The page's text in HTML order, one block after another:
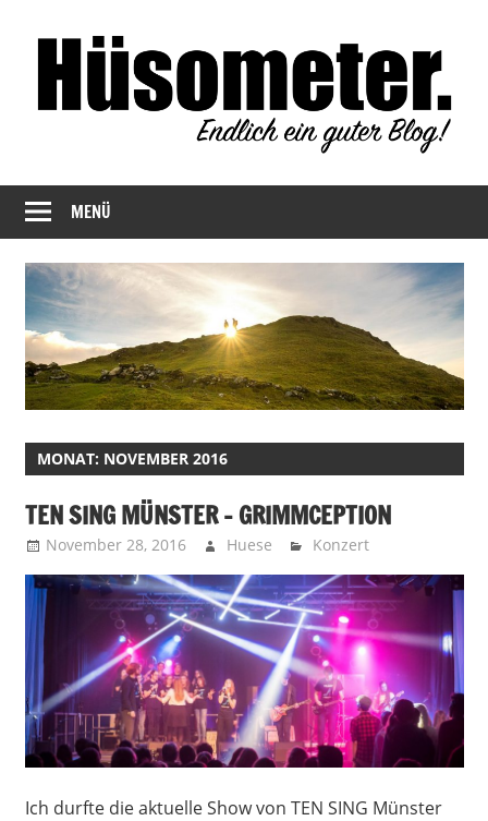
Inhalt
springen
Hüsometer
Blog
ein
guter
MENÜ
MONAT: NOVEMBER 2016
TEN SING MÜNSTER – GRIMMCEPTION
November 28, 2016 Huese Konzert
Ich durfte die aktuelle Show von TEN SING Münster